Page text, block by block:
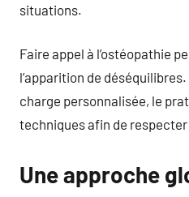
situations.
Faire appel à l’ostéopathie
l’apparition de
charge personnalisée, le
techniques afin de
Une approche